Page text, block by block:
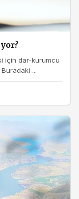
için dar-kurumcu
Buradaki ...